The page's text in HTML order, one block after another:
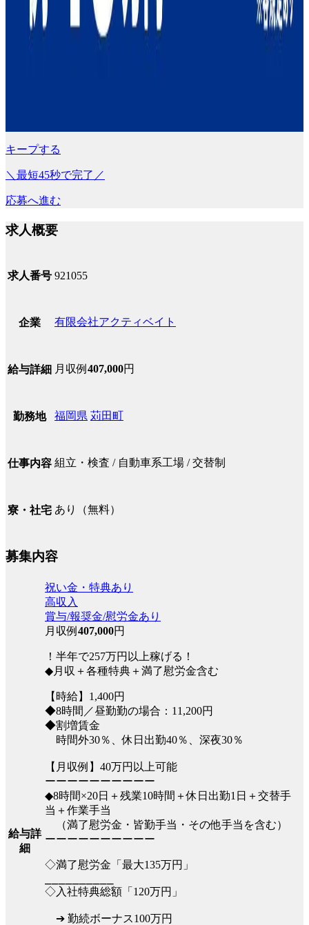
キープする
＼最短45秒で完了／
応募へ進む
求人概要
求人番号 921055
企業 有限会社アクティベイト
給与詳細 月収例 407,000円
勤務地 福岡県 苅田町
仕事内容 組立・検査 / 自動車系工場 / 交替制
寮・社宅 あり（無料）
募集内容
給与詳
細
祝い金・特典あり
高収入
賞与/報奨金/慰労金あり
月収例 407,000円
！半年で257万円以上稼げる！
◆月収＋各種特典＋満了慰労金含む
【時給】1,400円
◆8時間／昼勤勤の場合：11,200円
◆割増賃金
時間外30％、休日出勤40％、深夜30％
【月収例】40万円以上可能
ーーーーーーーーーー
◆8時間×20日＋残業10時間＋休日出勤1日＋交替手
当＋作業手当
（満了慰労金・皆勤手当・その他手当を含む）
ーーーーーーーーーー
◇満了慰労金「最大135万円」
◇入社特典総額「120万円」
➔ 勤続ボーナス100万円